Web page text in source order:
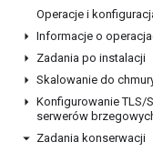
Operacje i
Informacje o
Zadania po instalacji
Skalowanie do
Konfigurowanie TLS/
serwerów
Zadania konserwacji